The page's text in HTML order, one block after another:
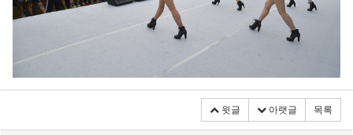
윗글 아랫글 목록